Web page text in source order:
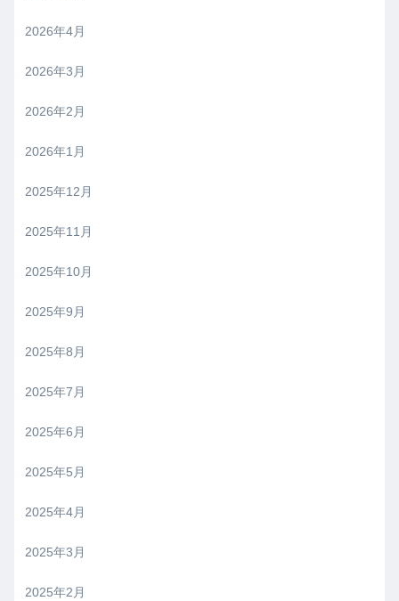
2026年4月
2026年3月
2026年2月
2026年1月
2025年12月
2025年11月
2025年10月
2025年9月
2025年8月
2025年7月
2025年6月
2025年5月
2025年4月
2025年3月
2025年2月